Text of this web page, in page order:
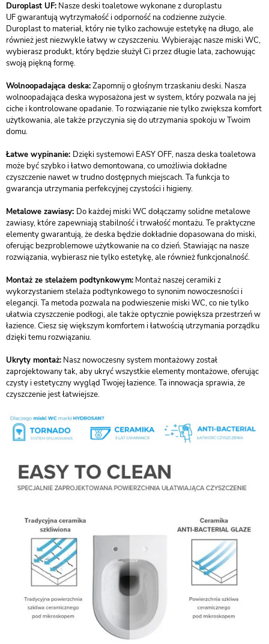
Duroplast UF: Nasze deski toaletowe wykonane z duroplastu
UF gwarantują wytrzymałość i odporność na codzienne zużycie.
Duroplast to materiał, który nie tylko zachowuje estetykę na długo, ale
również jest niezwykle łatwy w czyszczeniu. Wybierając nasze miski WC,
wybierasz produkt, który będzie służył Ci przez długie lata, zachowując
swoją piękną formę.
Wolnoopadająca deska:Zapomnij o głośnym trzaskaniu deski. Nasza
wolnoopadająca deska wyposażona jest w system, który pozwala na jej
ciche i kontrolowane opadanie. To rozwiązanie nie tylko zwiększa komfort
użytkowania, ale także przyczynia się do utrzymania spokoju w Twoim
domu.
Łatwe wypinanie: Dzięki systemowi EASY OFF, nasza deska toaletowa
może być szybko i łatwo demontowana, co umożliwia dokładne
czyszczenie nawet w trudno dostępnych miejscach. Ta funkcja to
gwarancja utrzymania perfekcyjnej czystości i higieny.
Metalowe zawiasy: Do każdej miski WC dołączamy solidne metalowe
zawiasy, które zapewniają stabilność i trwałość montażu. Te praktyczne
elementy gwarantują, że deska będzie dokładnie dopasowana do miski,
oferując bezproblemowe użytkowanie na co dzień. Stawiając na nasze
rozwiązania, wybierasz nie tylko estetykę, ale również funkcjonalność.
Montaż ze stelażem podtynkowym: Montaż naszej ceramiki z
wykorzystaniem stelaża podtynkowego to synonim nowoczesności i
elegancji. Ta metoda pozwala na podwieszenie miski WC, co nie tylko
ułatwia czyszczenie podłogi, ale także optycznie powiększa przestrzeń w
łazience. Ciesz się większym komfortem i łatwością utrzymania porządku
dzięki temu rozwiązaniu.
Ukryty montaż: Nasz nowoczesny system montażowy został
zaprojektowany tak, aby ukryć wszystkie elementy montażowe, oferując
czysty i estetyczny wygląd Twojej łazience. Ta innowacja sprawia, że
czyszczenie jest łatwiejsze.